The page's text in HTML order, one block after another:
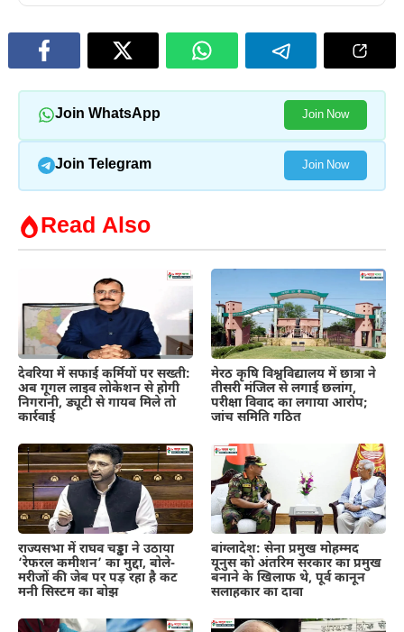
Join WhatsApp Join Now
Join Telegram Join Now
Read Also
देवरिया में सफाई कर्मियों पर सख्ती:
अब गूगल लाइव लोकेशन से होगी
निगरानी, ड्यूटी से गायब मिले तो
कार्रवाई
मेरठ कृषि विश्वविद्यालय में छात्रा ने
तीसरी मंजिल से लगाई छलांग,
परीक्षा विवाद का लगाया आरोप;
जांच समिति गठित
राज्यसभा में राघव चड्ढा ने उठाया
‘रेफरल कमीशन’ का मुद्दा, बोले-
मरीजों की जेब पर पड़ रहा है कट
मनी सिस्टम का बोझ
बांग्लादेश: सेना प्रमुख मोहम्मद
यूनुस को अंतरिम सरकार का प्रमुख
बनाने के खिलाफ थे, पूर्व कानून
सलाहकार का दावा